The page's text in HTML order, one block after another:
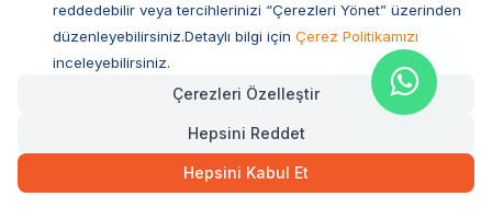
Üyelik ve Kullanım Şartları
Satış Sözleşmesi
Elektronik İleti Aydınlatma Metni
Hızlı Erişim
reddedebilir veya tercihlerinizi “Çerezleri Yönet” üzerinden
düzenleyebilirsiniz.Detaylı bilgi için Çerez Politikamızı
inceleyebilirsiniz.
Çerezleri Özelleştir
Hepsini Reddet
Hepsini Kabul Et